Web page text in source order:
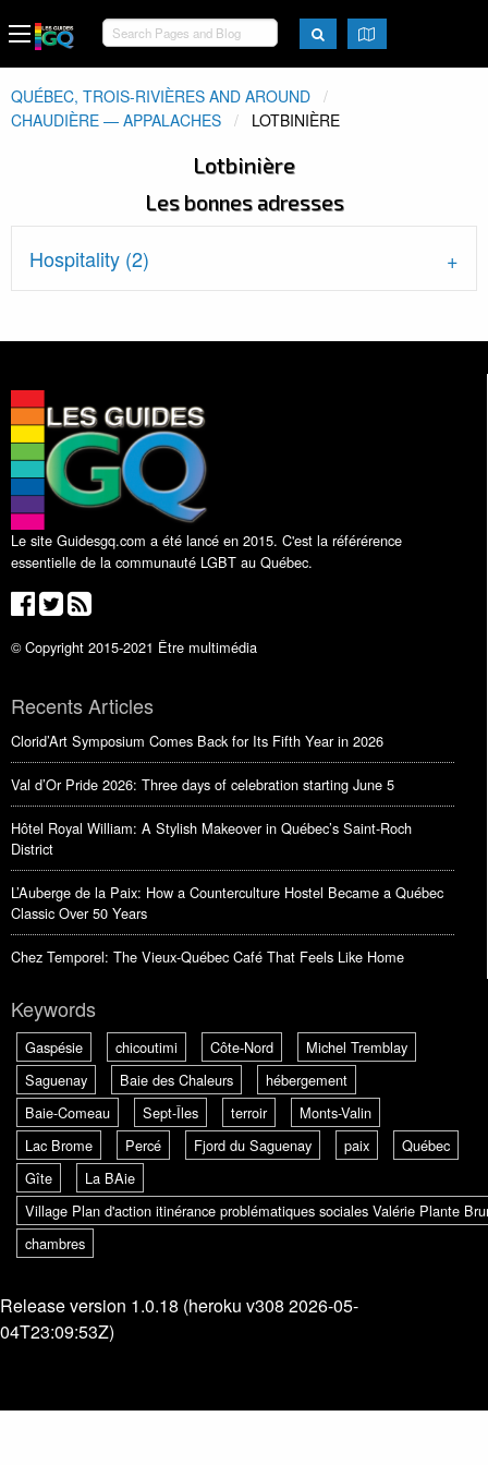
QUÉBEC, TROIS-RIVIÈRES AND AROUND
CHAUDIÈRE — APPALACHES
ACTUEL:
LOTBINIÈRE
Lotbinière
Les bonnes adresses
Hospitality (2)
Le site Guidesgq.com a été lancé en 2015. C'est la référérence
essentielle de la communauté LGBT au Québec.
© Copyright 2015-2021 Être multimédia
Recents Articles
Clorid’Art Symposium Comes Back for Its Fifth Year in 2026
Val d’Or Pride 2026: Three days of celebration starting June 5
Hôtel Royal William: A Stylish Makeover in Québec’s Saint-Roch
District
L’Auberge de la Paix: How a Counterculture Hostel Became a Québec
Classic Over 50 Years
Chez Temporel: The Vieux-Québec Café That Feels Like Home
Keywords
Gaspésie chicoutimi Côte-Nord
Michel Tremblay
Saguenay
Baie des Chaleurs
hébergement
Baie-Comeau
Sept-Îles terroir
Monts-Valin
Lac Brome
Percé Fjord du Saguenay paix
Québec
Gîte
La BAie
Village Plan d'action itinérance problématiques sociales Valérie Plante
chambres
Release version 1.0.18 (heroku v308 2026-05-
04T23:09:53Z)